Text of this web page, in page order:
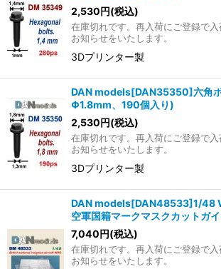
2,530円(税込)
在庫切れです。再入荷にご登録で
お知らせをいたします。
3Dプリンター製
DAN models[DAN35350]六角
Φ1.8mm、190個入り)
2,530円(税込)
在庫切れです。再入荷にご登録で
お知らせをいたします。
3Dプリンター製
DAN models[DAN48533]1/48
空軍国籍マークマスクカットガ
7,040円(税込)
在庫切れです。再入荷にご登録で
お知らせをいたします。